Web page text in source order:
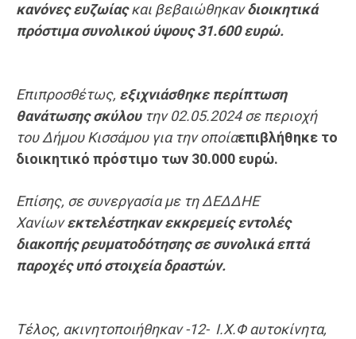
κανόνες ευζωίαςκαι βεβαιώθηκανδιοικητικά
πρόστιμα συνολικού ύψους 31.600 ευρώ.
Επιπροσθέτως, εξιχνιάσθηκε περίπτωση
θανάτωσης σκύλουτην 02.05.2024 σε περιοχή
του Δήμου Κισσάμου για την οποίαεπιβλήθηκε το
διοικητικό πρόστιμο των 30.000 ευρώ.
Επίσης, σε συνεργασία με τη ΔΕΔΔΗΕ
Χανίωνεκτελέστηκαν εκκρεμείς εντολές
διακοπής ρευματοδότησης σε συνολικά επτά
παροχές υπό στοιχεία δραστών.
Τέλος, ακινητοποιήθηκαν -12- Ι.Χ.Φ αυτοκίνητα,